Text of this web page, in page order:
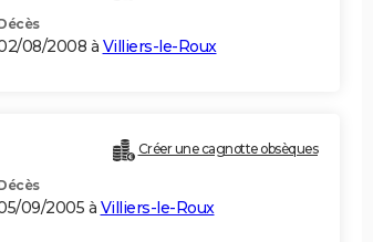
08/2008 à Villiers-le-Roux
Créer une cagnotte obsèques
09/2005 à Villiers-le-Roux